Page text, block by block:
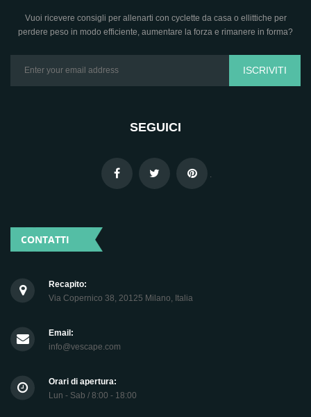
Vuoi ricevere consigli per allenarti con cyclette da casa o ellittiche per
perdere peso in modo efficiente, aumentare la forza e rimanere in forma?
ISCRIVITI
SEGUICI
.
CONTATTI
Recapito:
Via Copernico 38, 20125 Milano, Italia
Email:
info@vescape.com
Orari di apertura:
Lun - Sab / 8:00 - 18:00